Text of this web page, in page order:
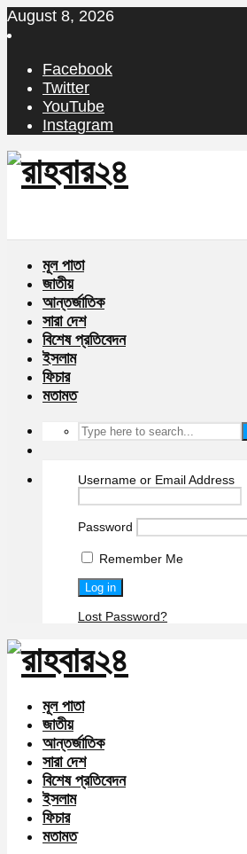
August 8, 2026
Facebook
Twitter
YouTube
Instagram
মূল পাতা
জাতীয়
আন্তর্জাতিক
সারা দেশ
বিশেষ প্রতিবেদন
ইসলাম
ফিচার
মতামত
Username or Email Address
Password
Remember Me
Lost Password?
মূল পাতা
জাতীয়
আন্তর্জাতিক
সারা দেশ
বিশেষ প্রতিবেদন
ইসলাম
ফিচার
মতামত